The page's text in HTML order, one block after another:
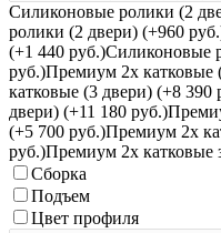
Силиконовые ролики (2
ролики (2 двери) (+960
(+1 440 руб.)Силиконовые
руб.)Премиум 2х катковые
катковые (3 двери) (+8 390
двери) (+11 180 руб.)
(+5 700 руб.)Премиум 2х
руб.)Премиум 2х катковые
Сборка
Подъем
Цвет профиля